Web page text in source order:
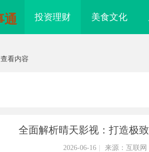
通 投资理财 美食文化
查看内容
全面解析晴天影视：打造极
2026-06-16 来源：互联网